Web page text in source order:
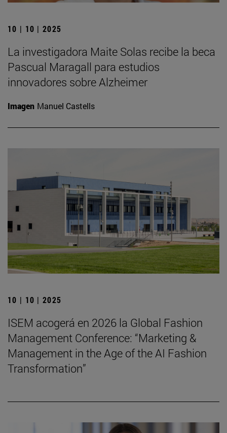
10 | 10 | 2025
La investigadora Maite Solas recibe la beca
Pascual Maragall para estudios
innovadores sobre Alzheimer
Imagen Manuel Castells
10 | 10 | 2025
ISEM acogerá en 2026 la Global Fashion
Management Conference: “Marketing &
Management in the Age of the AI Fashion
Transformation”